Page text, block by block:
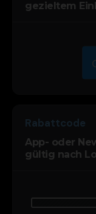
gezieltem
Rabattcode
App- oder
gültig nach